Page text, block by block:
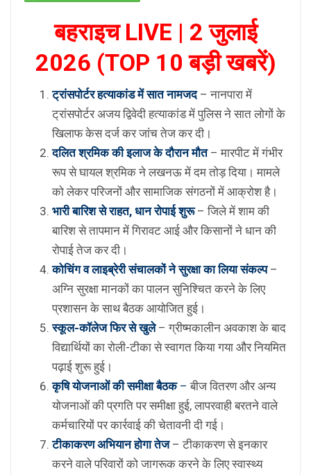
बहराइच LIVE | 2 जुलाई
2026 (TOP 10 बड़ी खबरें)
ट्रांसपोर्टर हत्याकांड में सात नामजद– नानपारा में
ट्रांसपोर्टर अजय द्विवेदी हत्याकांड में पुलिस ने सात लोगों के
खिलाफ केस दर्ज कर जांच तेज कर दी।
दलित श्रमिक की इलाज के दौरान मौत– मारपीट में गंभीर
रूप से घायल श्रमिक ने लखनऊ में दम तोड़ दिया। मामले
को लेकर परिजनों और सामाजिक संगठनों में आक्रोश है।
भारी बारिश से राहत, धान रोपाई शुरू – जिले में शाम की
बारिश से तापमान में गिरावट आई और किसानों ने धान की
रोपाई तेज कर दी।
कोचिंग व लाइब्रेरी संचालकों ने सुरक्षा का लिया संकल्प –
अग्नि सुरक्षा मानकों का पालन सुनिश्चित करने के लिए
प्रशासन के साथ बैठक आयोजित हुई।
स्कूल-कॉलेज फिर से खुले – ग्रीष्मकालीन अवकाश के बाद
विद्यार्थियों का रोली-टीका से स्वागत किया गया और नियमित
पढ़ाई शुरू हुई।
कृषि योजनाओं की समीक्षा बैठक– बीज वितरण और अन्य
योजनाओं की प्रगति पर समीक्षा हुई, लापरवाही बरतने वाले
कर्मचारियों पर कार्रवाई की चेतावनी दी गई।
टीकाकरण अभियान होगा तेज – टीकाकरण से इनकार
करने वाले परिवारों को जागरूक करने के लिए स्वास्थ्य